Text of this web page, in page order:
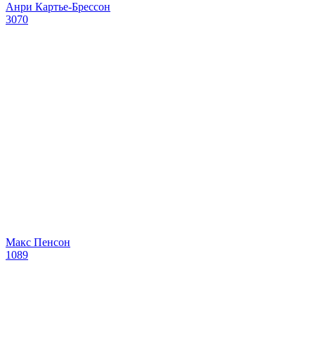
Анри Картье-Брессон
3070
Макс Пенсон
1089